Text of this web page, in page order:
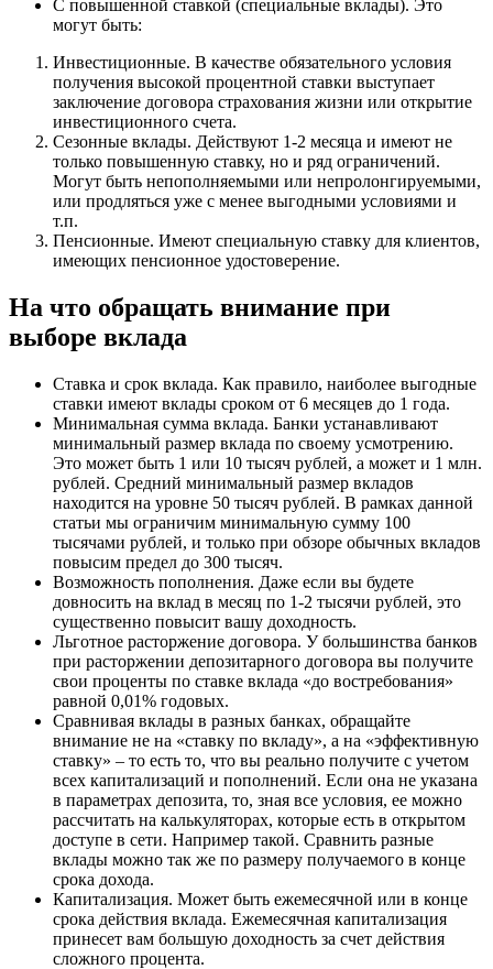
С повышенной ставкой (специальные вклады). Это
могут быть:
Инвестиционные. В качестве обязательного условия
получения высокой процентной ставки выступает
заключение договора страхования жизни или открытие
инвестиционного счета.
Сезонные вклады. Действуют 1-2 месяца и имеют не
только повышенную ставку, но и ряд ограничений.
Могут быть непополняемыми или непролонгируемыми,
или продляться уже с менее выгодными условиями и
т.п.
Пенсионные. Имеют специальную ставку для клиентов,
имеющих пенсионное удостоверение.
На что обращать внимание при
выборе вклада
Ставка и срок вклада. Как правило, наиболее выгодные
ставки имеют вклады сроком от 6 месяцев до 1 года.
Минимальная сумма вклада. Банки устанавливают
минимальный размер вклада по своему усмотрению.
Это может быть 1 или 10 тысяч рублей, а может и 1 млн.
рублей. Средний минимальный размер вкладов
находится на уровне 50 тысяч рублей. В рамках данной
статьи мы ограничим минимальную сумму 100
тысячами рублей, и только при обзоре обычных вкладов
повысим предел до 300 тысяч.
Возможность пополнения. Даже если вы будете
довносить на вклад в месяц по 1-2 тысячи рублей, это
существенно повысит вашу доходность.
Льготное расторжение договора. У большинства банков
при расторжении депозитарного договора вы получите
свои проценты по ставке вклада «до востребования»
равной 0,01% годовых.
Сравнивая вклады в разных банках, обращайте
внимание не на «ставку по вкладу», а на «эффективную
ставку» – то есть то, что вы реально получите с учетом
всех капитализаций и пополнений. Если она не указана
в параметрах депозита, то, зная все условия, ее можно
рассчитать на калькуляторах, которые есть в открытом
доступе в сети. Например такой. Сравнить разные
вклады можно так же по размеру получаемого в конце
срока дохода.
Капитализация. Может быть ежемесячной или в конце
срока действия вклада. Ежемесячная капитализация
принесет вам большую доходность за счет действия
сложного процента.